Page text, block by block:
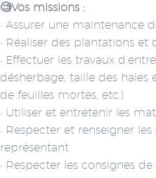
🧐Vos missions :
• Assurer une maintenance
• Réaliser des plantations
• Effectuer les travaux
désherbage, taille des haies
de feuilles mortes, etc.)
• Utiliser et entretenir les
• Respecter et renseigner
représentant
• Respecter les consignes de